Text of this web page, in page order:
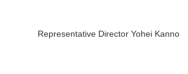
Representative Director Yohei Kanno